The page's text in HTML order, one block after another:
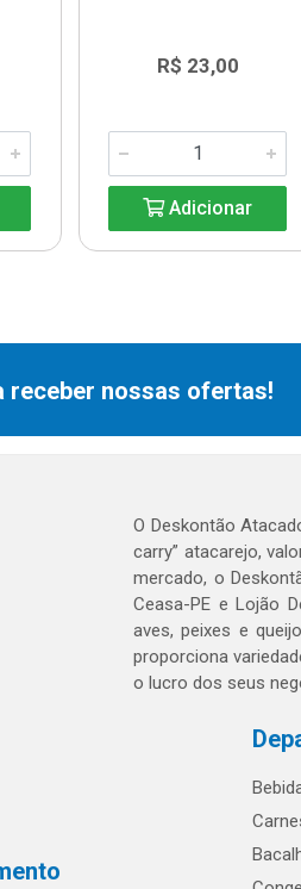
R$ 23,00
Adicionar
receber nossas ofertas!
O Deskontão
carry” atacarejo,
mercado, o
Ceasa-PE e Lojão
aves, peixes e
proporciona
o lucro dos seus